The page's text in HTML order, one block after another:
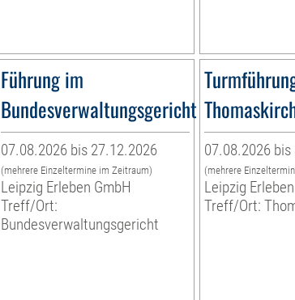
Führung im
Bundesverwaltungsgericht
07.08.2026 bis 27.12.2026
(mehrere Einzeltermine im Zeitraum)
Leipzig Erleben GmbH
Treff/Ort:
Bundesverwaltungsgericht
07.08.2026
(mehrere
Leipzig
Treff/Ort: